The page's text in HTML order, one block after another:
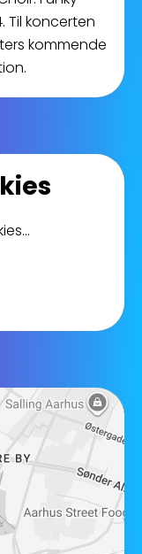
Til koncerten
kommende